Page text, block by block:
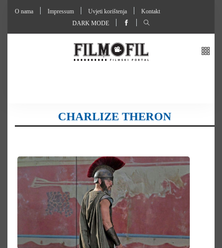
O nama Impressum Uvjeti korištenja
Kontakt
DARK MODE
CHARLIZE THERON